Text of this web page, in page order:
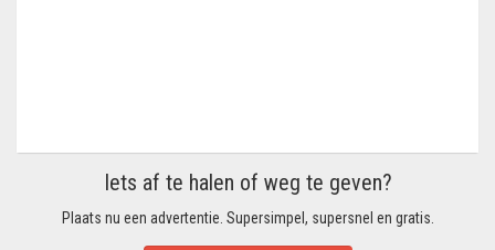
Iets af te halen of weg te geven?
Plaats nu een advertentie. Supersimpel, supersnel en gratis.